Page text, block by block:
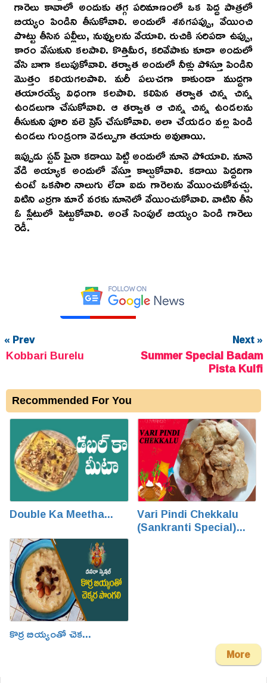
గారెలు కావాలో అందుకు తగ్గ పరిమాణంలో ఒక పెద్ద పాత్రలో
బియ్యం పిండిని తీసుకోవాలి. అందులో శనగపప్పు, వేయించి
పొట్టు తీసిన పల్లీలు, నువ్వులను వేయాలి. రుచికి సరిపడా ఉప్పు,
కారం వేసుకుని కలపాలి. కొత్తిమీర, కరివేపాకు కూడా అందులో
వేసి బాగా కలుపుకోవాలి. తర్వాత అందులో నీళ్లు పోస్తూ పిండిని
మొత్తం కలియగలపాలి. మరీ పలుచగా కాకుండా ముద్దగా
తయారయ్యే విధంగా కలపాలి. కలిపిన తర్వాత చిన్న చిన్న
ఉండలుగా చేసుకోవాలి. ఆ తర్వాత ఆ చిన్న చిన్న ఉండలను
తీసుకుని పూరి వలె ప్రెస్ చేసుకోవాలి. అలా చేయడం వల్ల పిండి
ఉండలు గుండ్రంగా వెడల్పుగా తయారు అవుతాయి.
ఇప్పుడు స్టవ్ పైనా కడాయి పెట్టి అందులో నూనె పోయాలి. నూనె
వేడి అయ్యాక అందులో వేస్తూ కాల్చుకోవాలి. కడాయి పెద్దదిగా
ఉంటే ఒకసారి నాలుగు లేదా ఐదు గారెలను వేయించుకోవచ్చు.
విటిని ఎర్రగా మారే వరకు నూనెలో వేయించుకోవాలి. వాటిని తీసి
ఓ ప్లేటులో పెట్టుకోవాలి. అంతే సింపుల్ బియ్యం పిండి గారెలు
రెడీ.
« Prev
Kobbari Burelu
Next »
Summer Special Badam
Pista Kulfi
Recommended For You
Double Ka Meetha... Vari Pindi Chekkalu
(Sankranti Special)...
కొర్ర బియ్యంతో చెక...
More